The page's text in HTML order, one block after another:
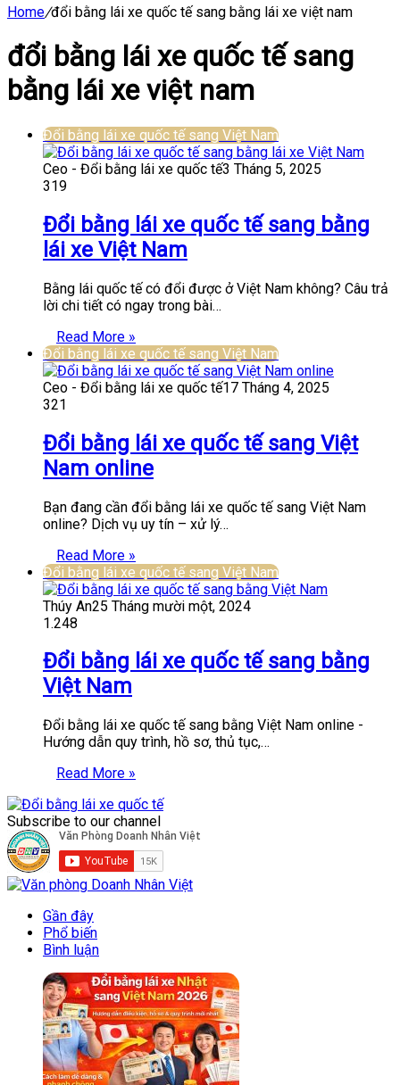
Home/đổi bằng lái xe quốc tế sang bằng lái xe việt nam
đổi bằng lái xe quốc tế sang
bằng lái xe việt nam
Đổi bằng lái xe quốc tế sang Việt Nam
Ceo - Đổi bằng lái xe quốc tế3 Tháng 5, 2025
319
Đổi bằng lái xe quốc tế sang bằng
lái xe Việt Nam
Bằng lái quốc tế có đổi được ở Việt Nam không? Câu trả
lời chi tiết có ngay trong bài…
Read More »
Đổi bằng lái xe quốc tế sang Việt Nam
Ceo - Đổi bằng lái xe quốc tế17 Tháng 4, 2025
321
Đổi bằng lái xe quốc tế sang Việt
Nam online
Bạn đang cần đổi bằng lái xe quốc tế sang Việt Nam
online? Dịch vụ uy tín – xử lý…
Read More »
Đổi bằng lái xe quốc tế sang Việt Nam
Thúy An25 Tháng mười một, 2024
1.248
Đổi bằng lái xe quốc tế sang bằng
Việt Nam
Đổi bằng lái xe quốc tế sang bằng Việt Nam online -
Hướng dẫn quy trình, hồ sơ, thủ tục,…
Read More »
Subscribe to our channel
Gần đây
Phổ biến
Bình luận